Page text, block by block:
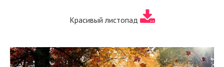
Красивый листопад